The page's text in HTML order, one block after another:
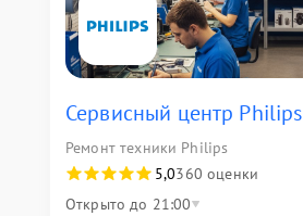
Сервисный центр Philips
Ремонт техники Philips
5,0360 оценки
Открыто до 21:00